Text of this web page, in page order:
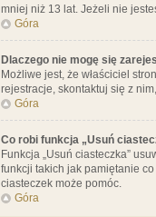
mniej niż 13 lat. Jeżeli nie
Góra
Dlaczego nie mogę się
Możliwe jest, że właściciel
rejestracje, skontaktuj się z
Góra
Co robi funkcja „Usuń
Funkcja „Usuń ciasteczka”
funkcji takich jak pamiętanie
ciasteczek może pomóc.
Góra